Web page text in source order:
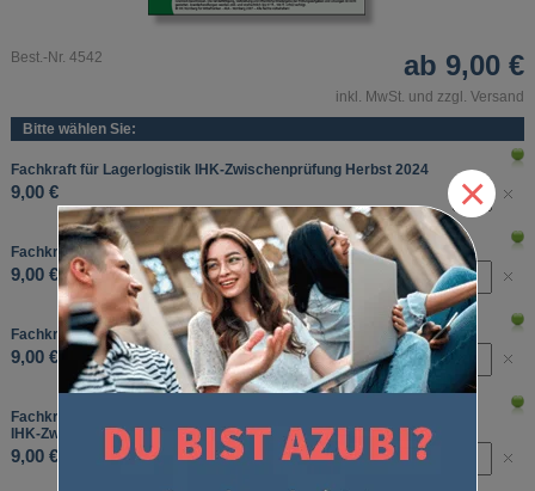
Best.-Nr. 4542 ab 9,00 €
inkl. MwSt. und zzgl. Versand
Bitte wählen Sie:
Fachkraft für Lagerlogistik IHK-Zwischenprüfung Herbst 2024
9,00 €
Fachkraft für Lagerlogistik IHK-Zwischenprüfung Frühjahr 2025
9,00 €
Fachkraft für Lagerlogistik IHK-Zwischenprüfung Herbst 2025
9,00 €
Fachkraft für Lagerlogistik
IHK-ZwischenprüfungFrühjahr 2026
9,00 €
×